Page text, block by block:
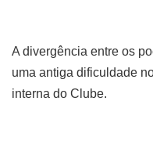
A divergência entre os
uma antiga dificuldade
interna do Clube.